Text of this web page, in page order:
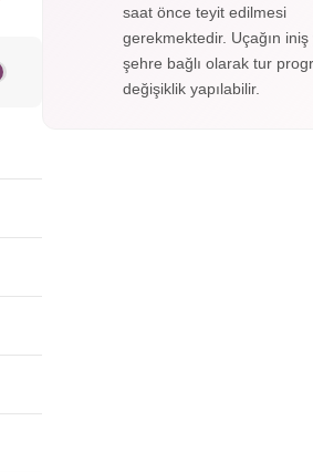
saat önce teyit edilmesi
gerekmektedir. Uçağın iniş
şehre bağlı olarak tur
değişiklik yapılabilir.